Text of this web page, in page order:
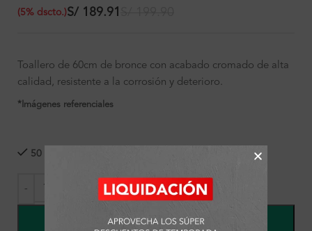
S/ 189.91
(5% dscto.)
Toallero de 60cm de bronce con acabado cromado de alta
calidad, resistente a la corrosión y deterioro.
*Imágenes referenciales
50 disponibles
COMPRAR